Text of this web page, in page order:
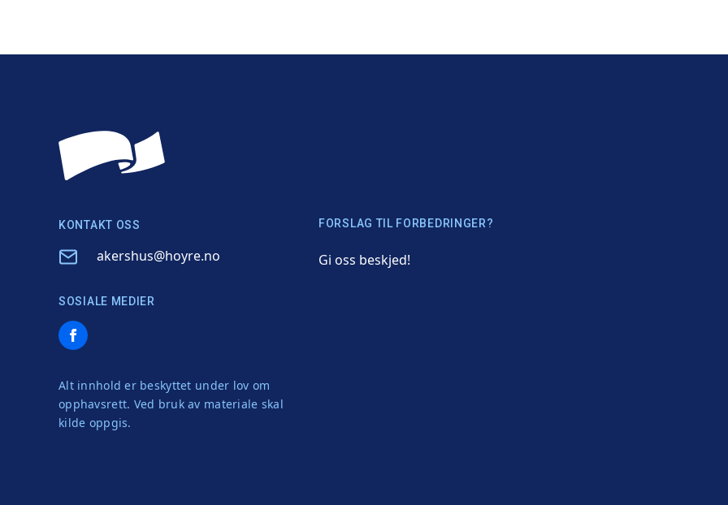
KONTAKT OSS
Email akershus@hoyre.no
SOSIALE MEDIER
Facebook
Alt innhold er beskyttet under lov om
opphavsrett. Ved bruk av materiale skal
kilde oppgis.
FORSLAG TIL FORBEDRINGER?
Gi oss beskjed!